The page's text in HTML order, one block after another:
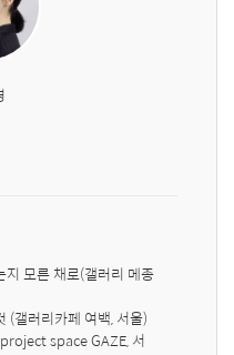
모른 채로(갤러리 메종
갤러리카페 여백, 서울)
space GAZE, 서